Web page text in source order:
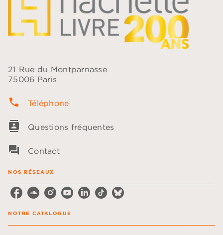
21 Rue du Montparnasse
75006 Paris
phone Téléphone
contacts Questions fréquentes
question_answer Contact
NOS RÉSEAUX
NOTRE CATALOGUE